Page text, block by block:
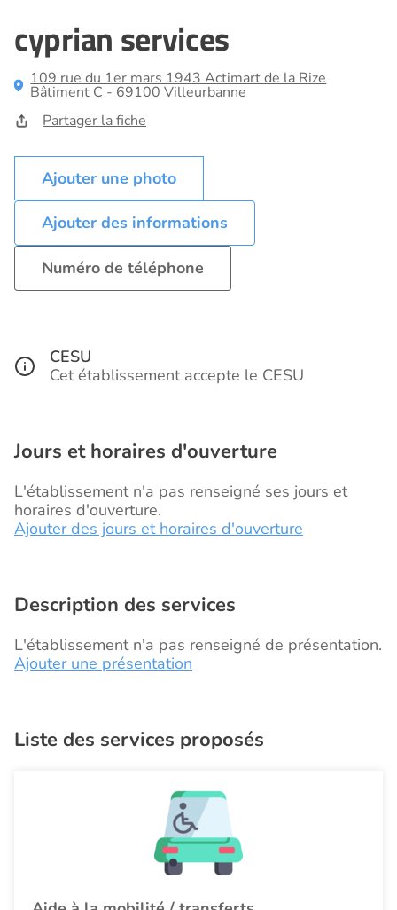
cyprian services
109 rue du 1er mars 1943 Actimart de la Rize
Bâtiment C - 69100 Villeurbanne
Partager la fiche
Ajouter des informations
Numéro de téléphone
CESU
Cet établissement accepte le CESU
Jours et horaires d'ouverture
L'établissement n'a pas renseigné ses jours et
horaires d'ouverture.
Ajouter des jours et horaires d'ouverture
Description des services
L'établissement n'a pas renseigné de présentation.
Ajouter une présentation
Liste des services proposés